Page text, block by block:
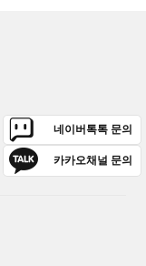
네이버톡톡 문의
카카오채널 문의